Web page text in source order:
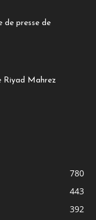
de presse de
Riyad Mahrez
780
443
392